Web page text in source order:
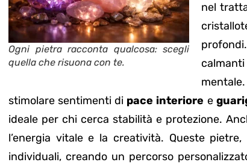
Ogni pietra racconta qualcosa: scegli
quella che risuona con te.
nel
stimolare sentimenti di pace interiore e
ideale per chi cerca stabilità e protezione.
l’energia vitale e la creatività. Queste
individuali, creando un percorso